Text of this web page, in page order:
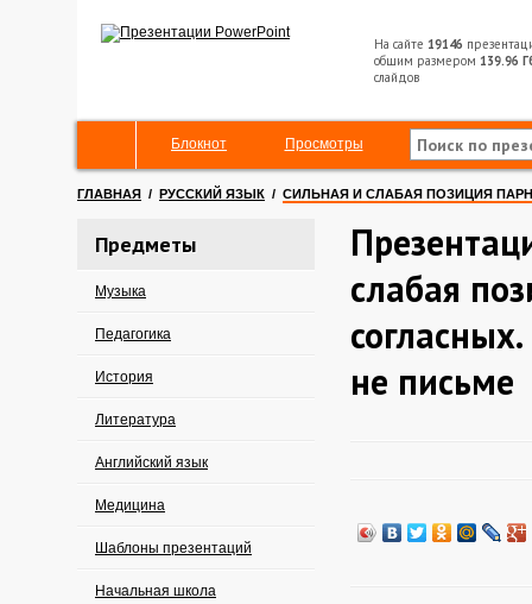
На сайте 19146
общим размером 139.96
слайдов
Блокнот Просмотры
ГЛАВНАЯ / РУССКИЙ ЯЗЫК / СИЛЬНАЯ И СЛАБАЯ ПОЗИЦИЯ
Предметы
Музыка
Педагогика
История
Литература
Английский язык
Медицина
Шаблоны презентаций
Начальная школа
слабая
не письме